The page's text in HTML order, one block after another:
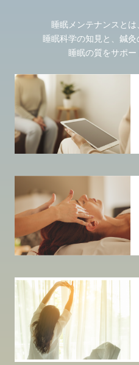
睡眠メンテナンスと
睡眠科学の知見と、鍼灸
睡眠の質をサポ